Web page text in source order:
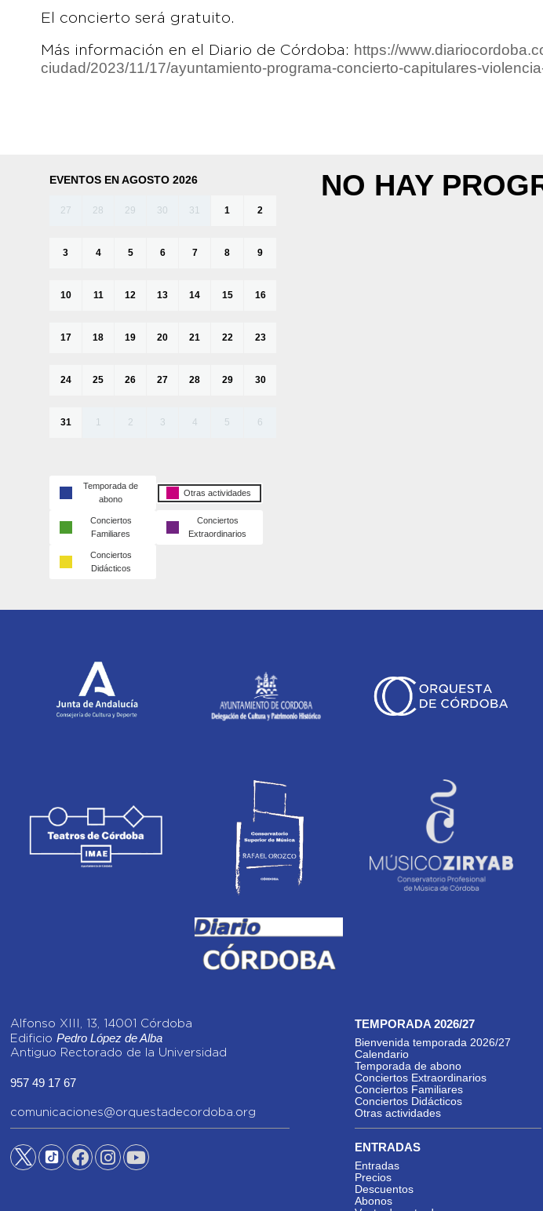
El concierto será gratuito.
Más información en el Diario de Córdoba:
https://
ciudad/2023/11/17/ayuntamiento-programa-concierto-capitulares-
EVENTOS EN AGOSTO 2026
27 28 29 30 31 1 2
3 4 5 6 7 8 9
10 11 12 13 14 15 16
17 18 19 20 21 22 23
24 25 26 27 28 29 30
31 1 2 3 4 5 6
Temporada de
abono
Otras actividades
Conciertos
Familiares
Conciertos
Extraordinarios
Conciertos
Didácticos
NO HAY
Alfonso XIII, 13, 14001 Córdoba
Edificio Pedro López de Alba
Antiguo Rectorado de la Universidad
957 49 17 67
comunicaciones@orquestadecordoba.org
TEMPORADA 2026/27
Bienvenida temporada 2026/27
Calendario
Temporada de abono
Conciertos Extraordinarios
Conciertos Familiares
Conciertos Didácticos
Otras actividades
ENTRADAS
Entradas
Precios
Descuentos
Abonos